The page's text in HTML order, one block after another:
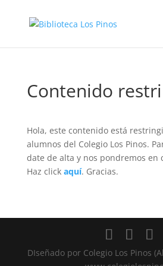
Contenido
Hola, este contenido está
alumnos del Colegio Los Pinos.
date de alta y nos pondremos en
Haz click aquí. Gracias.
DIseñado por Colegio Los Pinos